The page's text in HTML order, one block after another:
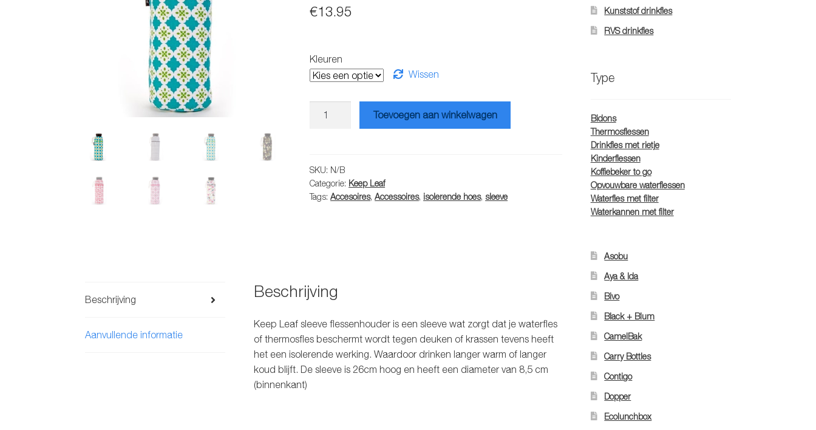
€13.95
Kleuren
Wissen
aantal
Toevoegen aan winkelwagen
SKU: N/B
Categorie: Keep Leaf
Tags:Accesoires,Accessoires, isolerende hoes, sleeve
Beschrijving
Aanvullende informatie
Beschrijving
Keep Leaf sleeve flessenhouder is een sleeve wat zorgt dat je waterfles
of thermosfles beschermt wordt tegen deuken of krassen tevens heeft
het een isolerende werking. Waardoor drinken langer warm of langer
koud blijft. De sleeve is 26cm hoog en heeft een diameter van 8,5 cm
(binnenkant)
Kunststof drinkfles
RVS drinkfles
Type
Bidons
Thermosflessen
Drinkfles met rietje
Kinderflessen
Koffiebeker to go
Opvouwbare waterflessen
Waterfles met filter
Waterkannen met filter
Asobu
Aya & Ida
Bivo
Black + Blum
CamelBak
Carry Bottles
Contigo
Dopper
Ecolunchbox